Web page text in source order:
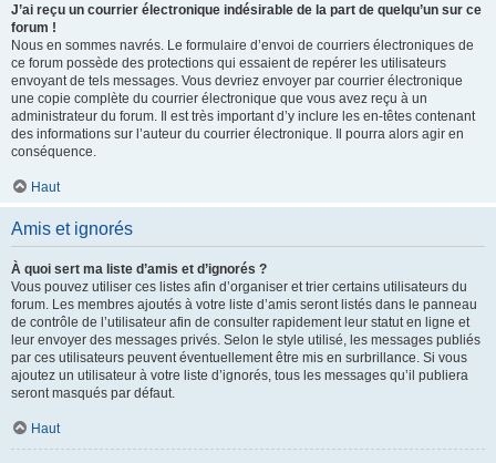
J’ai reçu un courrier électronique indésirable de la part de quelqu’un sur ce
forum !
Nous en sommes navrés. Le formulaire d’envoi de courriers électroniques de
ce forum possède des protections qui essaient de repérer les utilisateurs
envoyant de tels messages. Vous devriez envoyer par courrier électronique
une copie complète du courrier électronique que vous avez reçu à un
administrateur du forum. Il est très important d’y inclure les en-têtes contenant
des informations sur l’auteur du courrier électronique. Il pourra alors agir en
conséquence.
Haut
Amis et ignorés
À quoi sert ma liste d’amis et d’ignorés ?
Vous pouvez utiliser ces listes afin d’organiser et trier certains utilisateurs du
forum. Les membres ajoutés à votre liste d’amis seront listés dans le panneau
de contrôle de l’utilisateur afin de consulter rapidement leur statut en ligne et
leur envoyer des messages privés. Selon le style utilisé, les messages publiés
par ces utilisateurs peuvent éventuellement être mis en surbrillance. Si vous
ajoutez un utilisateur à votre liste d’ignorés, tous les messages qu’il publiera
seront masqués par défaut.
Haut